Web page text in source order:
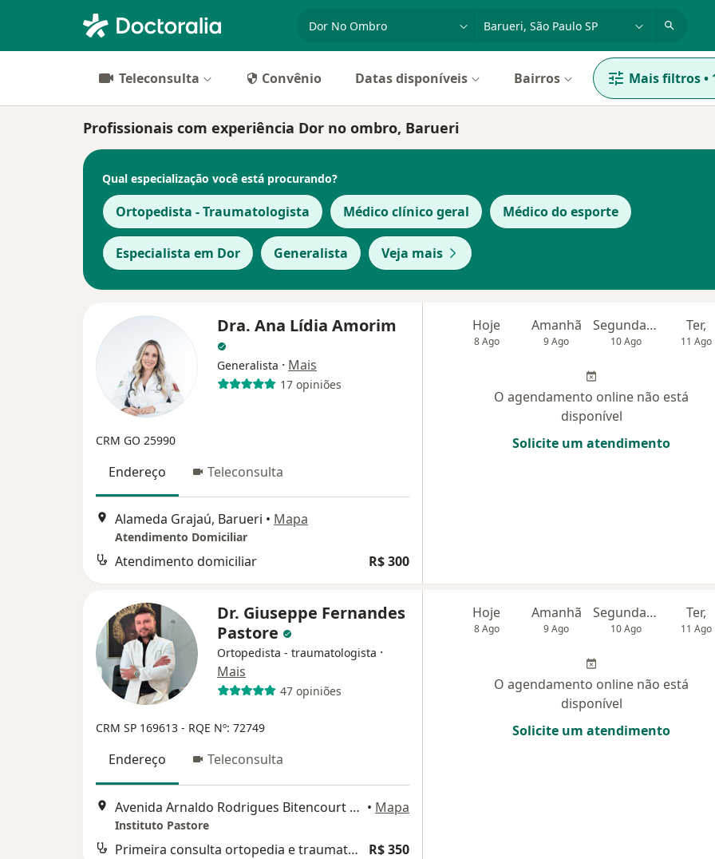
Teleconsulta Convênio Datas disponíveis Bairros Mais filtros•
Profissionais com experiência Dor no ombro, Barueri
Qual especialização você está procurando?
Ortopedista - Traumatologista Médico clínico geral Médico do esporte
Especialista em Dor Generalista Veja mais
Dra. Ana Lídia Amorim
Generalista · Mais
17 opiniões
CRM GO 25990
Endereço Teleconsulta
Alameda Grajaú, Barueri • Mapa
Atendimento Domiciliar
Atendimento domiciliar R$ 300
Hoje
8 Ago
Amanhã
9 Ago
Segunda-feira
10 Ago
Ter,
11 Ago
O agendamento online não está
disponível
Solicite um atendimento
Dr. Giuseppe Fernandes
Pastore
Ortopedista - traumatologista ·
Mais
47 opiniões
CRM SP 169613 - RQE Nº: 72749
Endereço Teleconsulta
Avenida Arnaldo Rodrigues Bitencourt 904 2º andar, Barueri • Mapa
Instituto Pastore
Primeira consulta ortopedia e traumatologia R$ 350
Hoje
8 Ago
Amanhã
9 Ago
Segunda-feira
10 Ago
Ter,
11 Ago
O agendamento online não está
disponível
Solicite um atendimento